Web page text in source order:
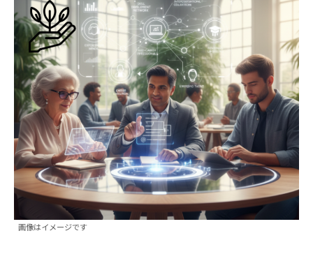
画像はイメージです